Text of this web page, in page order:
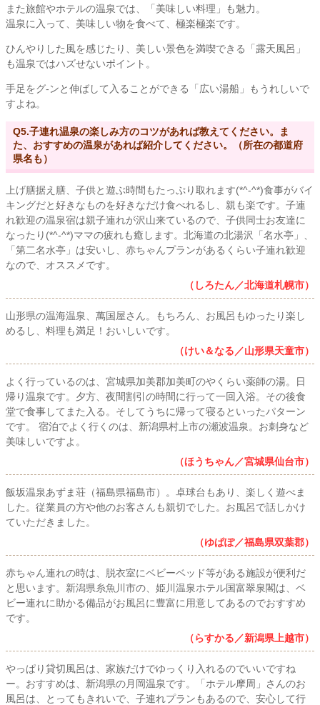
また旅館やホテルの温泉では、「美味しい料理」も魅力。
温泉に入って、美味しい物を食べて、極楽極楽です。
ひんやりした風を感じたり、美しい景色を満喫できる「露天風呂」
も温泉ではハズせないポイント。
手足をグ-ンと伸ばして入ることができる「広い湯船」もうれしいで
すよね。
Q5.子連れ温泉の楽しみ方のコツがあれば教えてください。ま
た、おすすめの温泉があれば紹介してください。（所在の都道府
県名も）
上げ膳据え膳、子供と遊ぶ時間もたっぷり取れます(*^-^*)食事がバイ
キングだと好きなものを好きなだけ食べれるし、親も楽です。子連
れ歓迎の温泉宿は親子連れが沢山来ているので、子供同士お友達に
なったり(*^-^*)ママの疲れも癒します。北海道の北湯沢「名水亭」、
「第二名水亭」は安いし、赤ちゃんプランがあるくらい子連れ歓迎
なので、オススメです。
（しろたん／北海道札幌市）
山形県の温海温泉、萬国屋さん。もちろん、お風呂もゆったり楽し
めるし、料理も満足！おいしいです。
（けい＆なる／山形県天童市）
よく行っているのは、宮城県加美郡加美町のやくらい薬師の湯。日
帰り温泉です。夕方、夜間割引の時間に行って一回入浴。その後食
堂で食事してまた入る。そしてうちに帰って寝るといったパターン
です。 宿泊でよく行くのは、新潟県村上市の瀬波温泉。お刺身など
美味しいですよ。
（ほうちゃん／宮城県仙台市）
飯坂温泉あずま荘（福島県福島市）。卓球台もあり、楽しく遊べま
した。従業員の方や他のお客さんも親切でした。お風呂で話しかけ
ていただきました。
（ゆぱぽ／福島県双葉郡）
赤ちゃん連れの時は、脱衣室にベビーベッド等がある施設が便利だ
と思います。新潟県糸魚川市の、姫川温泉ホテル国富翠泉閣は、ベ
ビー連れに助かる備品がお風呂に豊富に用意してあるのでおすすめ
です。
（らすかる／新潟県上越市）
やっぱり貸切風呂は、家族だけでゆっくり入れるのでいいですね
ー。おすすめは、新潟県の月岡温泉です。「ホテル摩周」さんのお
風呂は、とってもきれいで、子連れプランもあるので、安心して行